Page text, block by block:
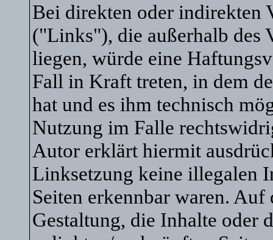
Bei direkten oder indirekten
("Links"), die außerhalb des
liegen, würde eine
Fall in Kraft treten, in dem
hat und es ihm technisch
Nutzung im Falle
Autor erklärt hiermit
Linksetzung keine illegalen
Seiten erkennbar waren.
Gestaltung, die Inhalte oder